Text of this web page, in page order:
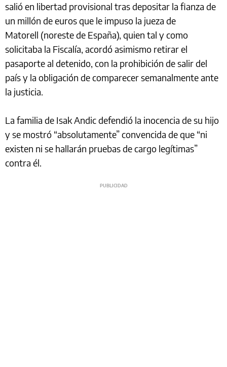
salió en libertad provisional tras depositar la fianza de
un millón de euros que le impuso la jueza de
Matorell (noreste de España), quien tal y como
solicitaba la Fiscalía, acordó asimismo retirar el
pasaporte al detenido, con la prohibición de salir del
país y la obligación de comparecer semanalmente ante
la justicia.
La familia de Isak Andic defendió la inocencia de su hijo
y se mostró “absolutamente” convencida de que “ni
existen ni se hallarán pruebas de cargo legítimas”
contra él.